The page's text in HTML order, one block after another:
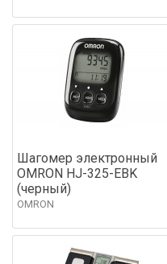
Шагомер электронный
OMRON HJ-325-EBK
(черный)
OMRON